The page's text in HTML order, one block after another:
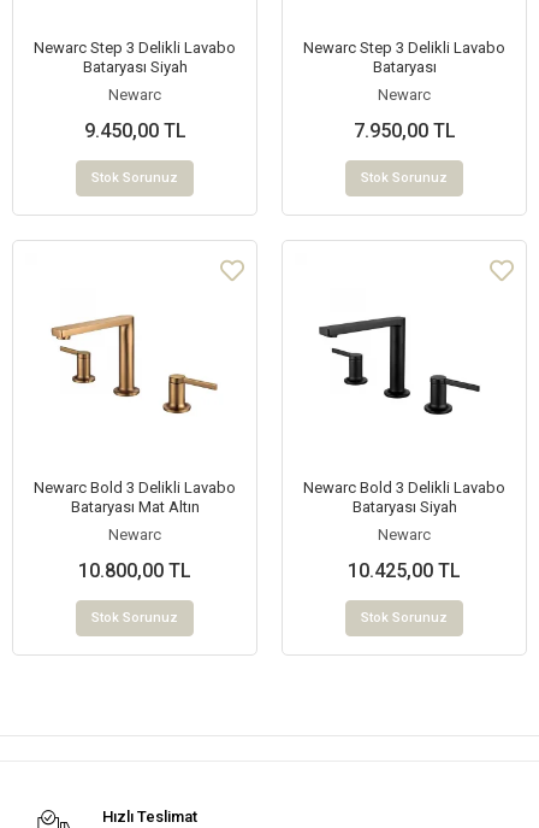
Newarc Step 3 Delikli Lavabo
Bataryası Siyah
Newarc
9.450,00 TL
Stok Sorunuz
Newarc Step 3 Delikli Lavabo
Bataryası
Newarc
7.950,00 TL
Stok Sorunuz
Newarc Bold 3 Delikli Lavabo
Bataryası Mat Altın
Newarc
10.800,00 TL
Stok Sorunuz
Newarc Bold 3 Delikli Lavabo
Bataryası Siyah
Newarc
10.425,00 TL
Stok Sorunuz
Hızlı Teslimat